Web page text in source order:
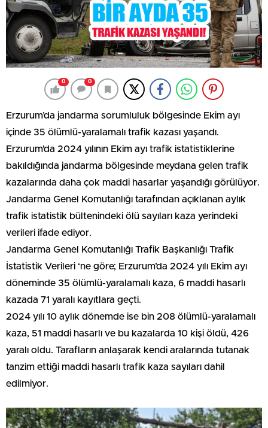
0 0
Erzurum’da jandarma sorumluluk bölgesinde Ekim ayı
içinde 35 ölümlü-yaralamalı trafik kazası yaşandı.
Erzurum’da 2024 yılının Ekim ayı trafik istatistiklerine
bakıldığında jandarma bölgesinde meydana gelen trafik
kazalarında daha çok maddi hasarlar yaşandığı görülüyor.
Jandarma Genel Komutanlığı tarafından açıklanan aylık
trafik istatistik bültenindeki ölü sayıları kaza yerindeki
verileri ifade ediyor.
Jandarma Genel Komutanlığı Trafik Başkanlığı Trafik
İstatistik Verileri ‘ne göre; Erzurum’da 2024 yılı Ekim ayı
döneminde 35 ölümlü-yaralamalı kaza, 6 maddi hasarlı
kazada 71 yaralı kayıtlara geçti.
2024 yılı 10 aylık dönemde ise bin 208 ölümlü-yaralamalı
kaza, 51 maddi hasarlı ve bu kazalarda 10 kişi öldü, 426
yaralı oldu. Tarafların anlaşarak kendi aralarında tutanak
tanzim ettiği maddi hasarlı trafik kaza sayıları dahil
edilmiyor.